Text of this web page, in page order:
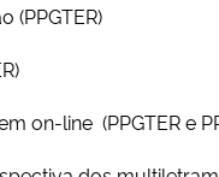
(PPGTER)
on-line (PPGTER e